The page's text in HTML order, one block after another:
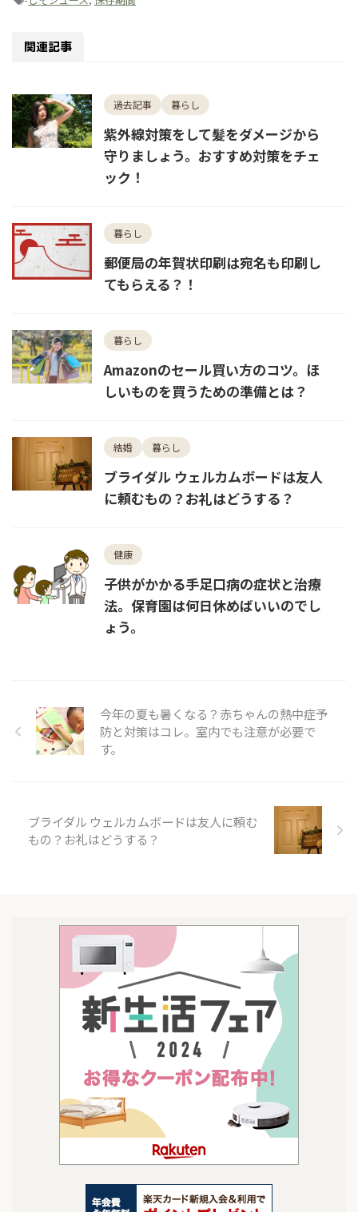
関連記事
過去記事 暮らし
紫外線対策をして髪をダメージから
守りましょう。おすすめ対策をチェ
ック！
暮らし
郵便局の年賀状印刷は宛名も印刷し
てもらえる？！
暮らし
Amazonのセール買い方のコツ。ほ
しいものを買うための準備とは？
結婚 暮らし
ブライダル ウェルカムボードは友人
に頼むもの？お礼はどうする？
健康
子供がかかる手足口病の症状と治療
法。保育園は何日休めばいいのでし
ょう。
今年の夏も暑くなる？赤ちゃんの熱中症予
防と対策はコレ。室内でも注意が必要で
す。
ブライダル ウェルカムボードは友人に頼む
もの？お礼はどうする？